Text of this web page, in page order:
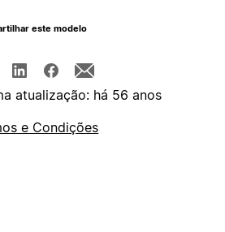
este modelo
atualização: há 56 anos
e Condições